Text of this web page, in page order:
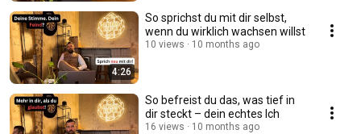
4:26
So sprichst du mit dir selbst,
wenn du wirklich wachsen willst
10 views 10 months ago
So befreist du das, was tief in
dir steckt – dein echtes Ich
16 views 10 months ago